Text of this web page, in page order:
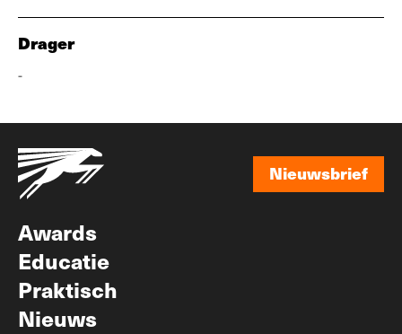
Drager
-
Nieuwsbrief
Awards
Educatie
Praktisch
Nieuws